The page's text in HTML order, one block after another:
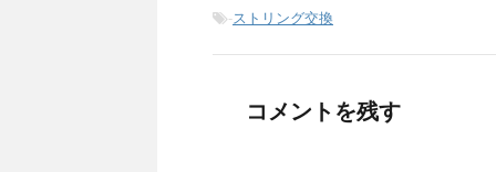
-ストリング交換
コメントを残す